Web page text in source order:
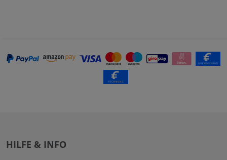
HILFE & INFO